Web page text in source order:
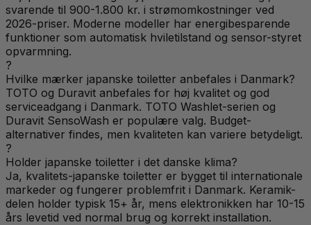
svarende til 900-1.800 kr. i strømomkostninger ved
2026-priser. Moderne modeller har energibesparende
funktioner som automatisk hviletilstand og sensor-styret
opvarmning.
?
Hvilke mærker japanske toiletter anbefales i Danmark?
TOTO og Duravit anbefales for høj kvalitet og god
serviceadgang i Danmark. TOTO Washlet-serien og
Duravit SensoWash er populære valg. Budget-
alternativer findes, men kvaliteten kan variere betydeligt.
?
Holder japanske toiletter i det danske klima?
Ja, kvalitets-japanske toiletter er bygget til internationale
markeder og fungerer problemfrit i Danmark. Keramik-
delen holder typisk 15+ år, mens elektronikken har 10-15
års levetid ved normal brug og korrekt installation.